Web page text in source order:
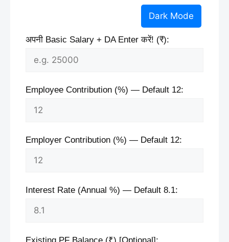
Dark Mode
अपनी Basic Salary + DA Enter करें! (₹):
Employee Contribution (%) — Default 12:
Employer Contribution (%) — Default 12:
Interest Rate (Annual %) — Default 8.1: